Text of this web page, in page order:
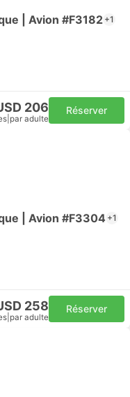
| Avion #F3182 +1
206
par adulte
Réserver
| Avion #F3304 +1
258
par adulte
Réserver